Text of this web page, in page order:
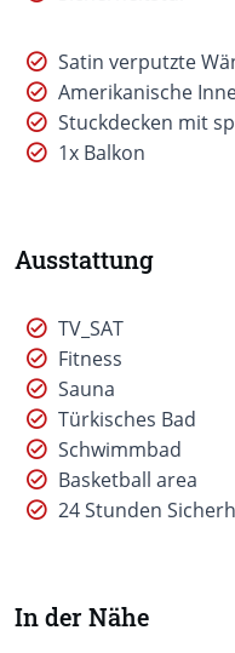
Satin verputzte
Amerikanische
Stuckdecken mit
1x Balkon
Ausstattung
TV_SAT
Fitness
Sauna
Türkisches Bad
Schwimmbad
Basketball area
24 Stunden
In der Nähe